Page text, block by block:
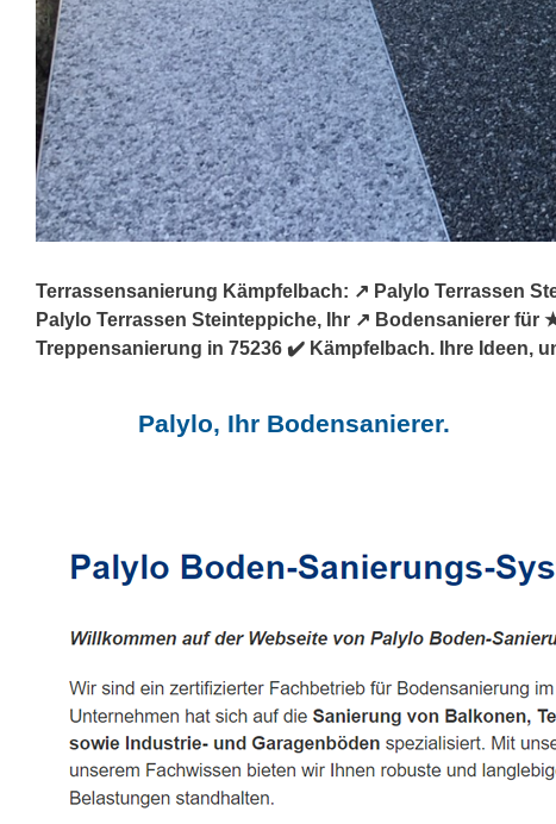
Terrassensanierung Kämpfelbach: ↗️ Palylo Terrassen
Palylo Terrassen Steinteppiche, Ihr ↗️ Bodensanierer
Treppensanierung in 75236 ✔️ Kämpfelbach. Ihre Ideen,
Palylo, Ihr Bodensanierer.